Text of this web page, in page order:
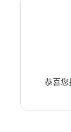
恭喜您